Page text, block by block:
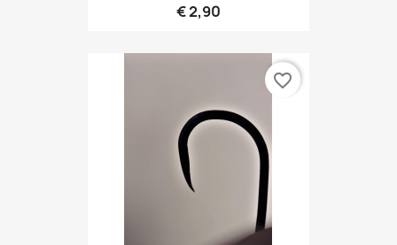
€ 2,90
favorite_border